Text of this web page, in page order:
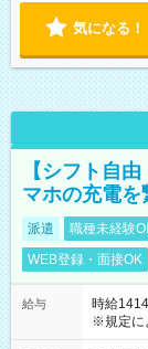
気になる！
【シフト自
マホの充電を
派遣 職種未経験
WEB登録・面接OK
給与
時給
※規定に